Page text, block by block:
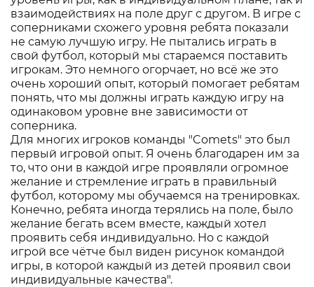
взаимодействиях на поле друг с другом. В игре с
соперниками схожего уровня ребята показали
не самую лучшую игру. Не пытались играть в
свой футбол, который мы стараемся поставить
игрокам. Это немного огорчает, но всё же это
очень хороший опыт, который помогает ребятам
понять, что мы должны играть каждую игру на
одинаковом уровне вне зависимости от
соперника.
Для многих игроков команды "Comets" это был
первый игровой опыт. Я очень благодарен им за
то, что они в каждой игре проявляли огромное
желание и стремление играть в правильный
футбол, которому мы обучаемся на тренировках.
Конечно, ребята иногда терялись на поле, было
желание бегать всем вместе, каждый хотел
проявить себя индивидуально. Но с каждой
игрой все чётче был виден рисунок командой
игры, в которой каждый из детей проявил свои
индивидуальные качества".